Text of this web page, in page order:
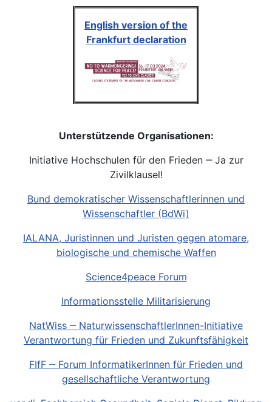
English version of the
Frankfurt declaration
Unterstützende Organisationen:
Initiative Hochschulen für den Frieden ‒ Ja zur
Zivilklausel!
Bund demokratischer Wissenschaftlerinnen und
Wissenschaftler (BdWi)
IALANA, Juristinnen und Juristen gegen atomare,
biologische und chemische Waffen
Science4peace Forum
Informationsstelle Militarisierung
NatWiss ‒ NaturwissenschaftlerInnen-Initiative
Verantwortung für Frieden und Zukunftsfähigkeit
FIfF ‒ Forum InformatikerInnen für Frieden und
gesellschaftliche Verantwortung